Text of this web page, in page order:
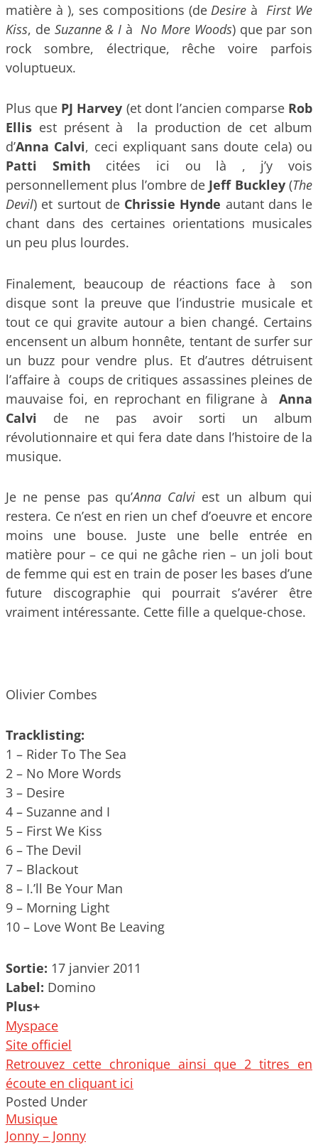
matière à ), ses compositions (de Desire à First We
Kiss, de Suzanne & I à No More Woods) que par son
rock sombre, électrique, rêche voire parfois
voluptueux.
Plus que PJ Harvey (et dont l’ancien comparse Rob
Ellis est présent à la production de cet album
d’Anna Calvi, ceci expliquant sans doute cela) ou
Patti Smith citées ici ou là , j’y vois
personnellement plus l’ombre de Jeff Buckley(The
Devil) et surtout de Chrissie Hynde autant dans le
chant dans des certaines orientations musicales
un peu plus lourdes.
Finalement, beaucoup de réactions face à son
disque sont la preuve que l’industrie musicale et
tout ce qui gravite autour a bien changé. Certains
encensent un album honnête, tentant de surfer sur
un buzz pour vendre plus. Et d’autres détruisent
l’affaire à coups de critiques assassines pleines de
mauvaise foi, en reprochant en filigrane à Anna
Calvi de ne pas avoir sorti un album
révolutionnaire et qui fera date dans l’histoire de la
musique.
Je ne pense pas qu’Anna Calvi est un album qui
restera. Ce n’est en rien un chef d’oeuvre et encore
moins une bouse. Juste une belle entrée en
matière pour – ce qui ne gâche rien – un joli bout
de femme qui est en train de poser les bases d’une
future discographie qui pourrait s’avérer être
vraiment intéressante. Cette fille a quelque-chose.
Olivier Combes
Tracklisting:
1 – Rider To The Sea
2 – No More Words
3 – Desire
4 – Suzanne and I
5 – First We Kiss
6 – The Devil
7 – Blackout
8 – I.’ll Be Your Man
9 – Morning Light
10 – Love Wont Be Leaving
Sortie: 17 janvier 2011
Label: Domino
Plus+
Myspace
Site officiel
Retrouvez cette chronique ainsi que 2 titres en
écoute en cliquant ici
Posted Under
Musique
Post
Jonny – Jonny